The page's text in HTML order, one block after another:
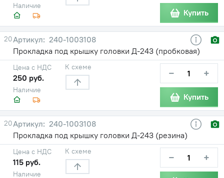
Наличие
Купить
20
240-1003108
Прокладка под крышку головки Д-243 (пробковая)
Наличие
Цена с НДС
250 руб.
К схеме − +
Купить
20
240-1003108
Прокладка под крышку головки Д-243 (резина)
Наличие
Цена с НДС
115 руб.
К схеме − +